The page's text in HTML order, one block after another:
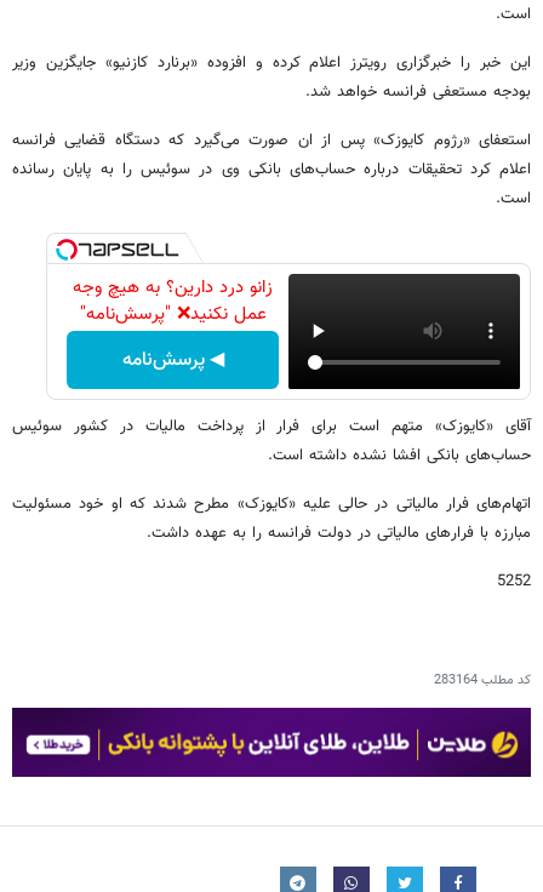
است.
این خبر را خبرگزاری رویترز اعلام کرده و افزوده «برنارد کازنیو» جایگزین وزیر
بودجه مستعفی فرانسه خواهد شد.
استعفای «رژوم کایوزک» پس از ان صورت می‌گیرد که دستگاه قضایی فرانسه
اعلام کرد تحقیقات درباره حساب‌های بانکی وی در سوئیس را به پایان رسانده
است.
زانو درد دارین؟ به هیچ وجه
عمل نکنید❌ "پرسش‌نامه"
◀ پرسش‌نامه
آقای «کایوزک» متهم است برای فرار از پرداخت مالیات در کشور سوئیس
حساب‌های بانکی افشا نشده داشته است.
اتهام‌های فرار مالیاتی در حالی علیه «کایوزک» مطرح شدند که او خود مسئولیت
مبارزه با فرارهای مالیاتی در دولت فرانسه را به عهده داشت.
5252
کد مطلب283164